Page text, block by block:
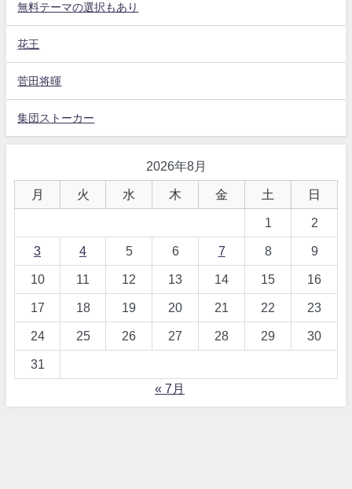
無料テーマの選択もあり
花王
菅田将暉
集団ストーカー
2026年8月
月 火 水 木 金 土 日
1 2
3 4 5 6 7 8 9
10 11 12 13 14 15 16
17 18 19 20 21 22 23
24 25 26 27 28 29 30
31
« 7月